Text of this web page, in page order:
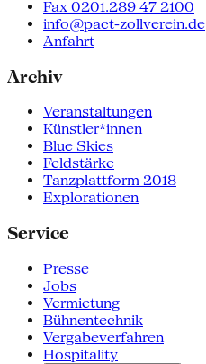
Fax 0201.289 47 2100
info@pact-zollverein.de
Anfahrt
Archiv
Veranstaltungen
Künstler*innen
Blue Skies
Feldstärke
Tanzplattform 2018
Explorationen
Service
Presse
Jobs
Vermietung
Bühnentechnik
Vergabeverfahren
Hospitality